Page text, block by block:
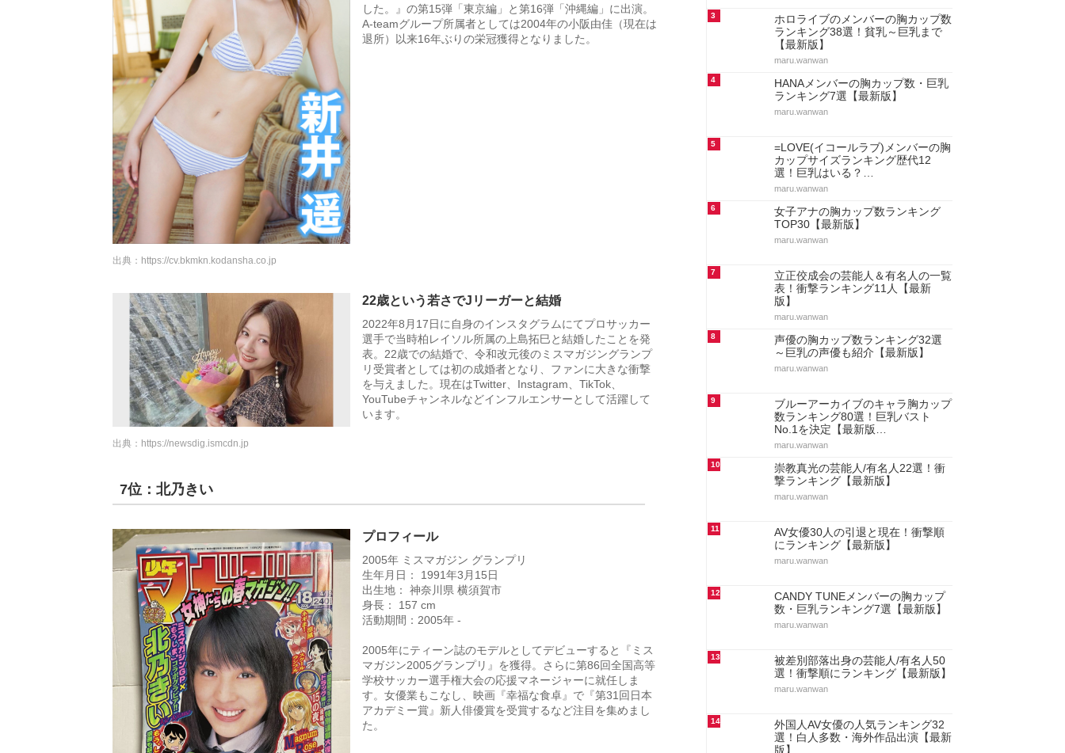
した。』の第15弾「東京編」と第16弾「沖縄編」に出演。
A-teamグループ所属者としては2004年の小阪由佳（現在は
退所）以来16年ぶりの栄冠獲得となりました。
出典： https://cv.bkmkn.kodansha.co.jp
22歳という若さでJリーガーと結婚
2022年8月17日に自身のインスタグラムにてプロサッカー
選手で当時柏レイソル所属の上島拓巳と結婚したことを発
表。22歳での結婚で、令和改元後のミスマガジングランプ
リ受賞者としては初の成婚者となり、ファンに大きな衝撃
を与えました。現在はTwitter、Instagram、TikTok、
YouTubeチャンネルなどインフルエンサーとして活躍して
います。
出典： https://newsdig.ismcdn.jp
7位：北乃きい
プロフィール
2005年 ミスマガジン グランプリ
生年月日： 1991年3月15日
出生地： 神奈川県 横須賀市
身長： 157 cm
活動期間：2005年 -
2005年にティーン誌のモデルとしてデビューすると『ミス
マガジン2005グランプリ』を獲得。さらに第86回全国高等
学校サッカー選手権大会の応援マネージャーに就任しま
す。女優業もこなし、映画『幸福な食卓』で『第31回日本
アカデミー賞』新人俳優賞を受賞するなど注目を集めまし
た。
3
ホロライブのメンバーの胸カップ数
ランキング38選！貧乳～巨乳まで
【最新版】
maru.wanwan
4
HANAメンバーの胸カップ数・巨乳
ランキング7選【最新版】
maru.wanwan
5
=LOVE(イコールラブ)メンバーの胸
カップサイズランキング歴代12
選！巨乳はいる？…
maru.wanwan
6
女子アナの胸カップ数ランキング
TOP30【最新版】
maru.wanwan
7
立正佼成会の芸能人＆有名人の一覧
表！衝撃ランキング11人【最新
版】
maru.wanwan
8
声優の胸カップ数ランキング32選
～巨乳の声優も紹介【最新版】
maru.wanwan
9
ブルーアーカイブのキャラ胸カップ
数ランキング80選！巨乳バスト
No.1を決定【最新版…
maru.wanwan
10
崇教真光の芸能人/有名人22選！衝
撃ランキング【最新版】
maru.wanwan
11
AV女優30人の引退と現在！衝撃順
にランキング【最新版】
maru.wanwan
12
CANDY TUNEメンバーの胸カップ
数・巨乳ランキング7選【最新版】
maru.wanwan
13
被差別部落出身の芸能人/有名人50
選！衝撃順にランキング【最新版】
maru.wanwan
14
外国人AV女優の人気ランキング32
選！白人多数・海外作品出演【最新
版】